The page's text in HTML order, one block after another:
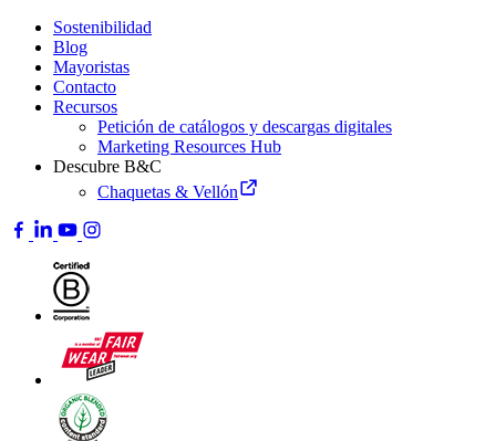
Sostenibilidad
Blog
Mayoristas
Contacto
Recursos
Petición de catálogos y descargas digitales
Marketing Resources Hub
Descubre B&C
Chaquetas & Vellón